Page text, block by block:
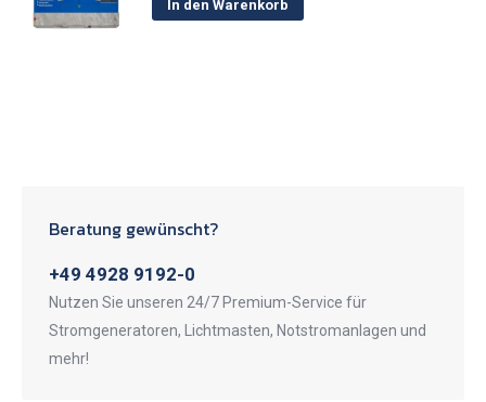
In den Warenkorb
Beratung gewünscht?
+49 4928 9192-0
Nutzen Sie unseren 24/7 Premium-Service für
Stromgeneratoren, Lichtmasten, Notstromanlagen und
mehr!